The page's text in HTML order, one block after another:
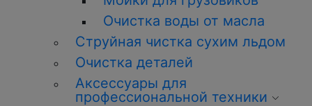
Очистка воды от масла
Струйная чистка сухим льдом
Очистка деталей
Аксессуары для
профессиональной техники